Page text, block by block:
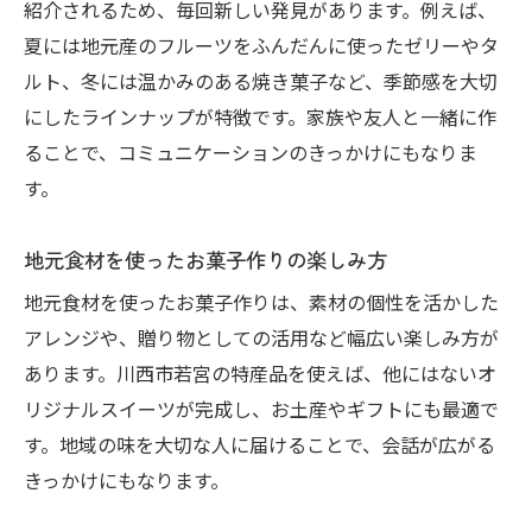
紹介されるため、毎回新しい発見があります。例えば、
夏には地元産のフルーツをふんだんに使ったゼリーやタ
ルト、冬には温かみのある焼き菓子など、季節感を大切
にしたラインナップが特徴です。家族や友人と一緒に作
ることで、コミュニケーションのきっかけにもなりま
す。
地元食材を使ったお菓子作りの楽しみ方
地元食材を使ったお菓子作りは、素材の個性を活かした
アレンジや、贈り物としての活用など幅広い楽しみ方が
あります。川西市若宮の特産品を使えば、他にはないオ
リジナルスイーツが完成し、お土産やギフトにも最適で
す。地域の味を大切な人に届けることで、会話が広がる
きっかけにもなります。